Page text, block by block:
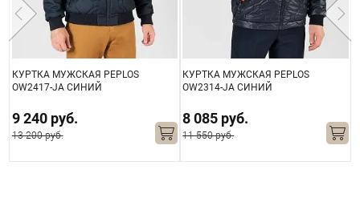
КУРТКА МУЖСКАЯ PEPLOS
OW2417-JА СИНИЙ
9 240 руб.
13 200 руб.
КУРТКА МУЖСКАЯ PEPLOS
OW2314-JA СИНИЙ
8 085 руб.
11 550 руб.